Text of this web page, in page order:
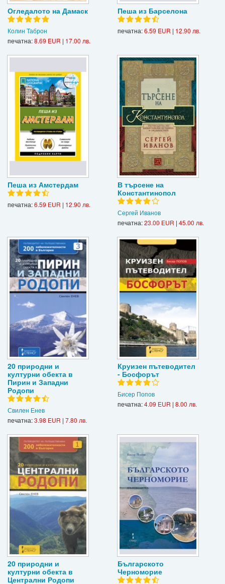
Огледалото на Дамаск
Колин Таброн
печатна:8.69 EUR | 17.00 лв.
Пеша из Барселона
печатна:6.59 EUR | 12.90 лв.
Пеша из Амстердам
печатна:6.59 EUR | 12.90 лв.
В търсене на
Константинопол
Сергей Иванов
печатна:23.00 EUR | 45.00 лв.
20 природни и
културни обекта в
Пирин и Западни
Родопи
Свилен Енев
печатна:3.98 EUR | 7.80 лв.
Круизен пътеводител
- Босфорът
Бисер Попов
печатна:4.09 EUR | 8.00 лв.
20 природни и
културни обекта в
Централни Родопи
Българското
Черноморие